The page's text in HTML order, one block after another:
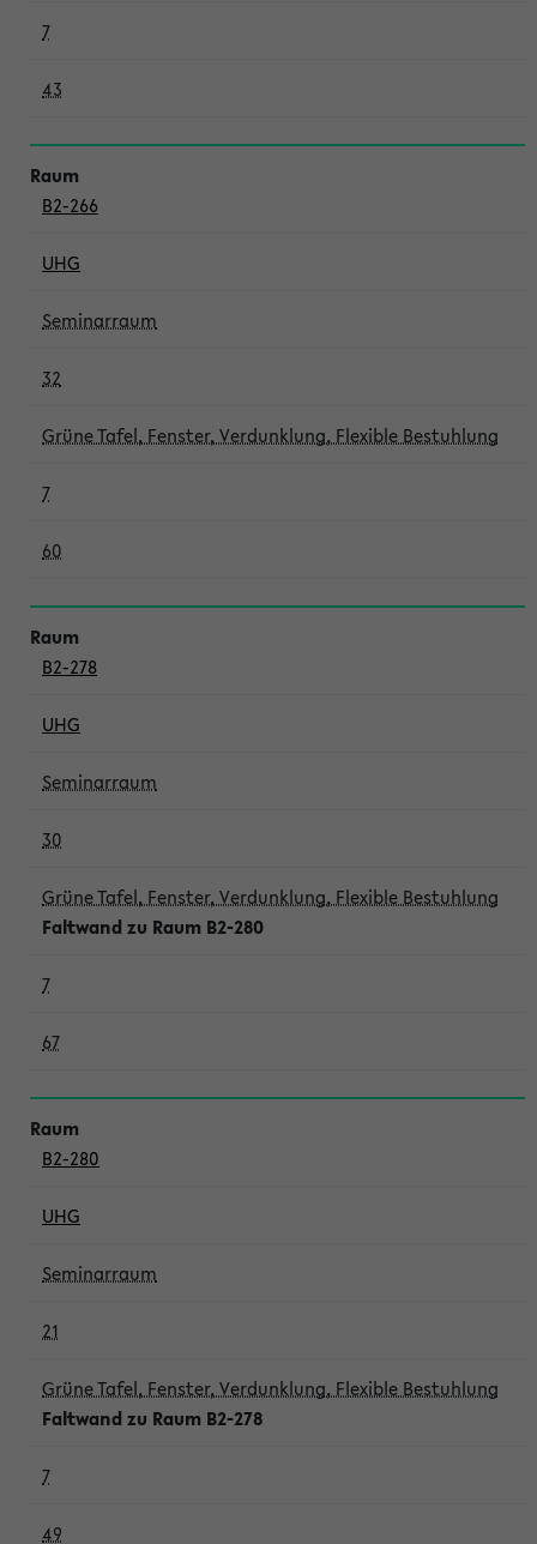
7
43
B2-266
UHG
Seminarraum
32
Grüne Tafel, Fenster, Verdunklung, Flexible Bestuhlung
7
60
B2-278
UHG
Seminarraum
30
Grüne Tafel, Fenster, Verdunklung, Flexible Bestuhlung
Faltwand zu Raum B2-280
7
67
B2-280
UHG
Seminarraum
21
Grüne Tafel, Fenster, Verdunklung, Flexible Bestuhlung
Faltwand zu Raum B2-278
7
49